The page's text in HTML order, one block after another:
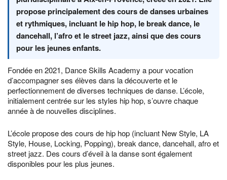
propose principalement des cours de danses urbaines
et rythmiques, incluant le hip hop, le break dance, le
dancehall, l’afro et le street jazz, ainsi que des cours
pour les jeunes enfants.
Fondée en 2021, Dance Skills Academy a pour vocation
d’accompagner ses élèves dans la découverte et le
perfectionnement de diverses techniques de danse. L’école,
initialement centrée sur les styles hip hop, s’ouvre chaque
année à de nouvelles disciplines.
L’école propose des cours de hip hop (incluant New Style, LA
Style, House, Locking, Popping), break dance, dancehall, afro et
street jazz. Des cours d’éveil à la danse sont également
disponibles pour les plus jeunes.